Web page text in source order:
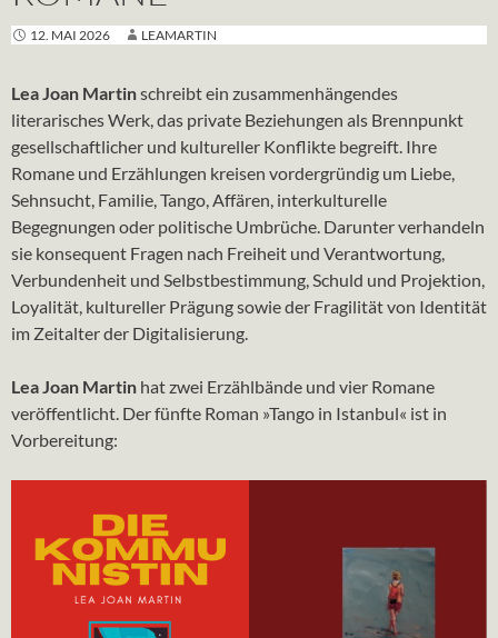
12. MAI 2026 LEAMARTIN
Lea Joan Martinschreibt ein zusammenhängendes
literarisches Werk, das private Beziehungen als Brennpunkt
gesellschaftlicher und kultureller Konflikte begreift. Ihre
Romane und Erzählungen kreisen vordergründig um Liebe,
Sehnsucht, Familie, Tango, Affären, interkulturelle
Begegnungen oder politische Umbrüche. Darunter verhandeln
sie konsequent Fragen nach Freiheit und Verantwortung,
Verbundenheit und Selbstbestimmung, Schuld und Projektion,
Loyalität, kultureller Prägung sowie der Fragilität von Identität
im Zeitalter der Digitalisierung.
Lea Joan Martin hat zwei Erzählbände und vier Romane
veröffentlicht. Der fünfte Roman »Tango in Istanbul« ist in
Vorbereitung: